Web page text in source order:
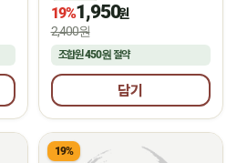
상온
19%1,950원
2,400원
조합원450원절약
담기
19%